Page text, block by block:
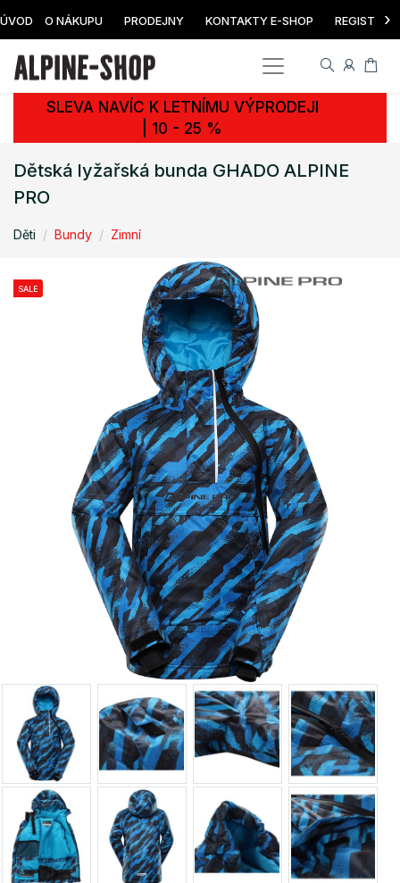
ÚVOD O NÁKUPU PRODEJNY KONTAKTY E-SHOP ›
SLEVA NAVÍC K LETNÍMU VÝPRODEJI
| 10 - 25 %
Dětská lyžařská bunda GHADO ALPINE
PRO
Děti Bundy Zimní
SALE